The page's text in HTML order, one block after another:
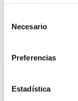
Necesario
Preferencias
Estadística